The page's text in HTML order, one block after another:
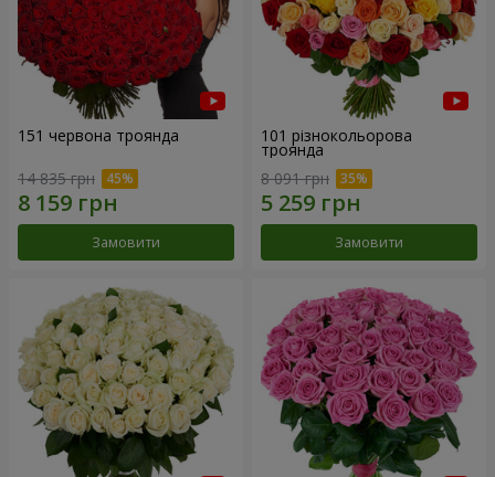
151 червона троянда
14 835 грн
Замовити
101 різнокольорова
троянда
8 091 грн
Замовити